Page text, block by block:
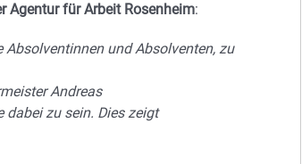
Agentur für Arbeit Rosenheim:
Absolventinnen und Absolventen, zu
Andreas
dabei zu sein. Dies zeigt